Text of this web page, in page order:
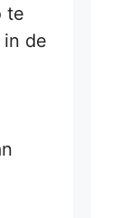
te
de